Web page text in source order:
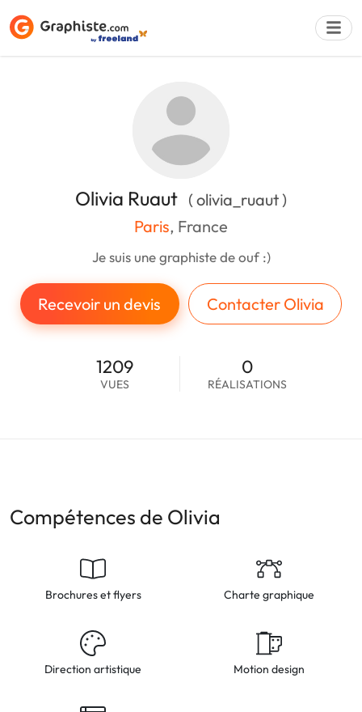
Olivia Ruaut ( olivia_ruaut )
Paris, France
Je suis une graphiste de ouf :)
Recevoir un devis Contacter Olivia
1209
VUES
0
RÉALISATIONS
Compétences de Olivia
Brochures et flyers Charte graphique
Direction artistique Motion design